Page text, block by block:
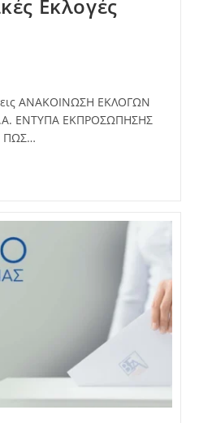
Εκλογές
ΑΝΑΚΟΙΝΩΣΗ ΕΚΛΟΓΩΝ
ΕΝΤΥΠΑ ΕΚΠΡΟΣΩΠΗΣΗΣ
ΠΩΣ…